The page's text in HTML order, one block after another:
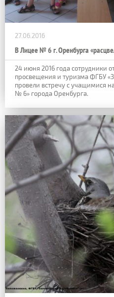
27.06.2016
В Лицее № 6 г. Оренбурга
24 июня 2016 года сотрудники
просвещения и туризма ФГБУ
провели встречу с учащимися
№ 6» города Оренбурга.